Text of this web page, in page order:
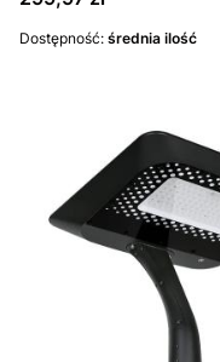
Dostępność: średnia ilość